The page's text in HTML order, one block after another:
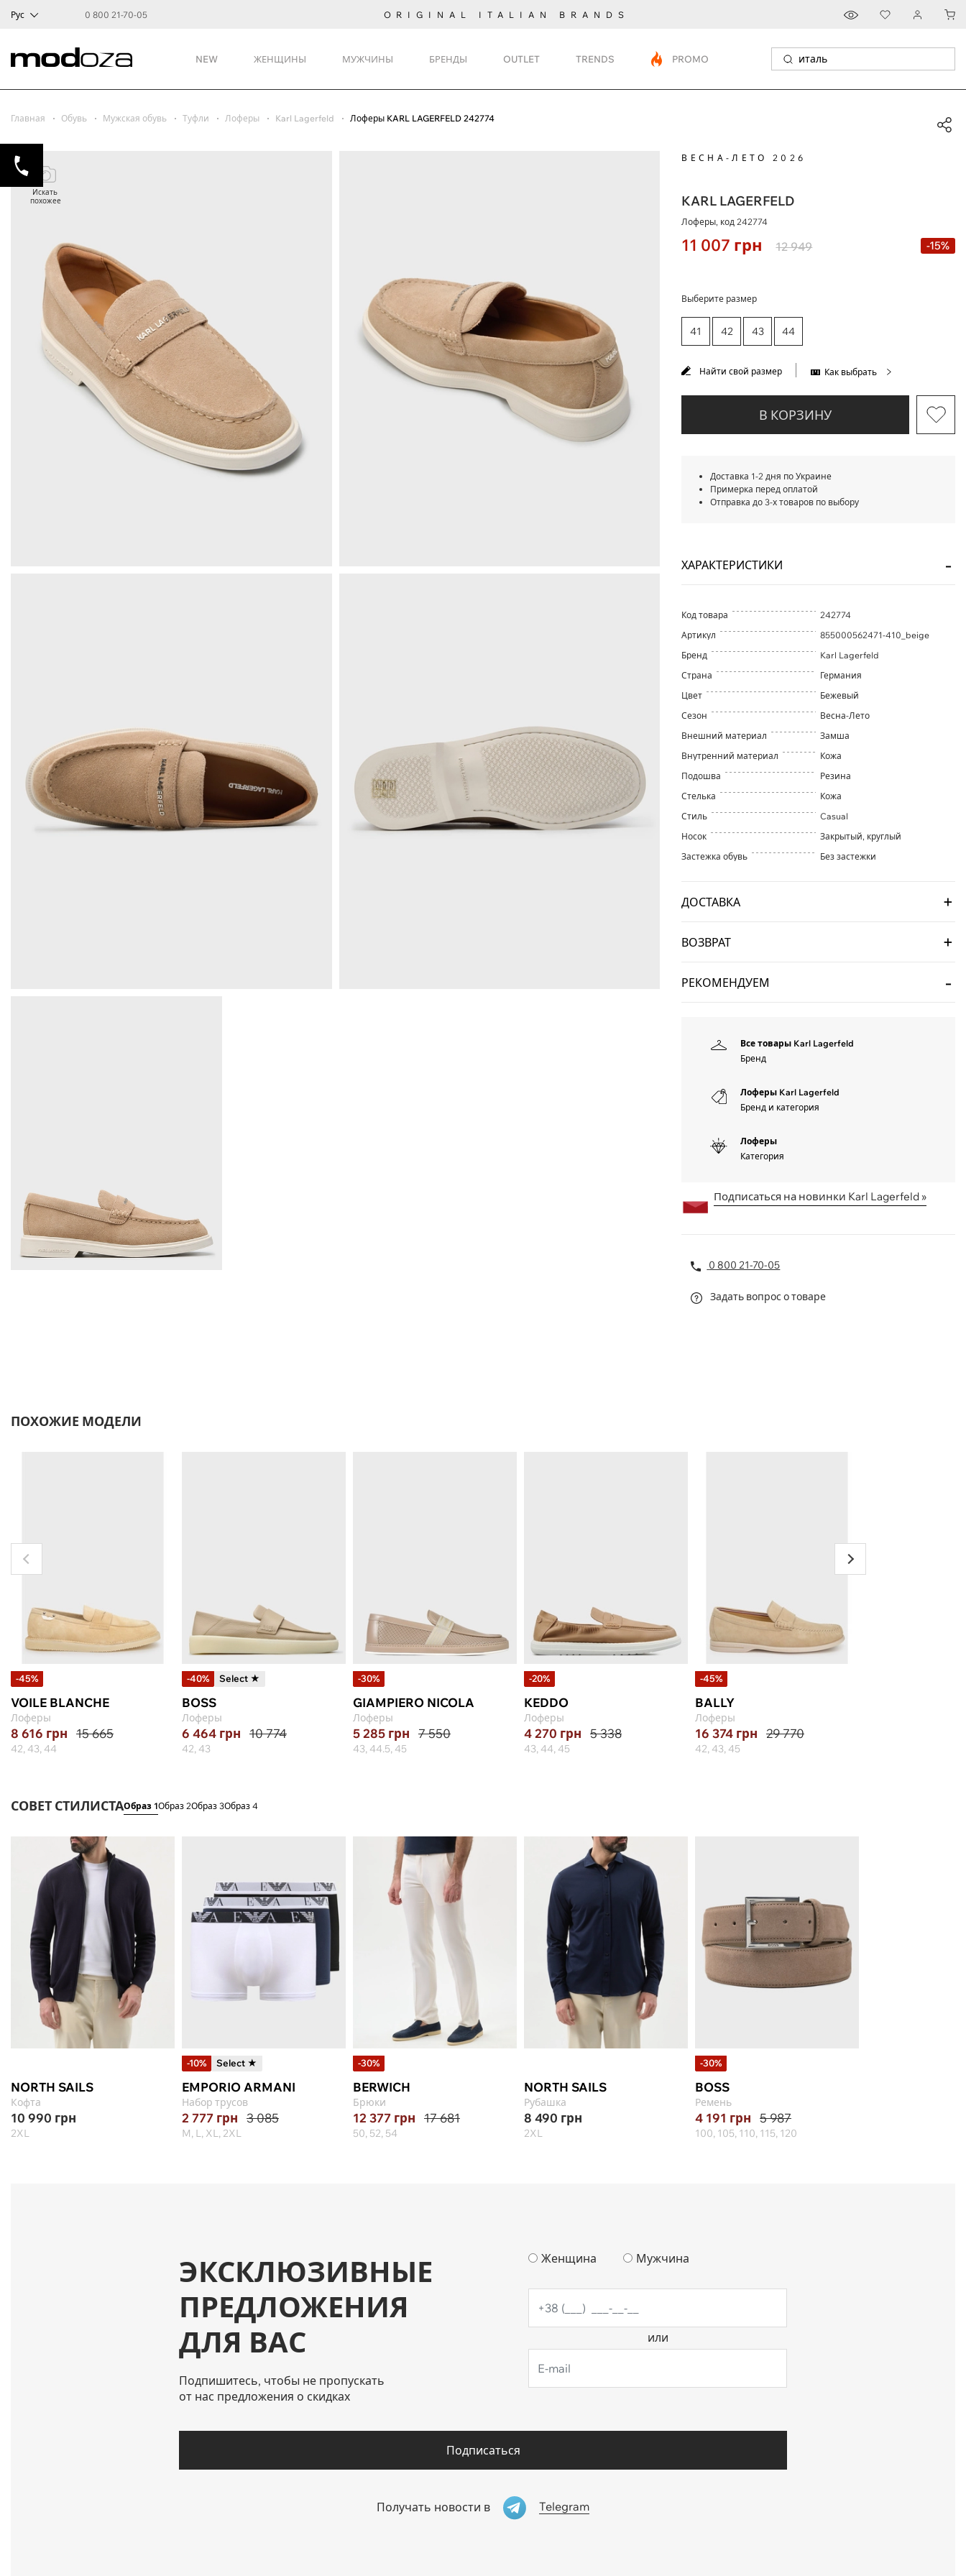
Рус 0 800 21-70-05 ORIGINAL ITALIAN BRANDS
NEW ЖЕНЩИНЫ МУЖЧИНЫ БРЕНДЫ OUTLET TRENDS PROMO
Главная Обувь Мужская обувь Туфли Лоферы Karl Lagerfeld Лоферы KARL LAGERFELD 242774
Искать
похожее
ВЕСНА-ЛЕТО 2026
KARL LAGERFELD
Лоферы, код242774
11 007 грн 12 949 -15%
Выберите размер
41 42 43 44
Найти свой размер Как выбрать
В КОРЗИНУ
Доставка 1-2 дня по Украине
Примерка перед оплатой
Отправка до 3-х товаров по выбору
ХАРАКТЕРИСТИКИ
Код товара
242774
Артикул
855000562471-410_beige
Бренд
Karl Lagerfeld
Страна
Германия
Цвет
Бежевый
Сезон
Весна-Лето
Внешний материал
Замша
Внутренний материал
Кожа
Подошва
Резина
Стелька
Кожа
Стиль
Casual
Носок
Закрытый, круглый
Застежка обувь
Без застежки
ДОСТАВКА
ВОЗВРАТ
РЕКОМЕНДУЕМ
Все товары Karl Lagerfeld
Бренд
Лоферы Karl Lagerfeld
Бренд и категория
Лоферы
Категория
Подписаться на новинки Karl Lagerfeld »
0 800 21-70-05
Задать вопрос о товаре
ПОХОЖИЕ МОДЕЛИ
-45%
VOILE BLANCHE
Лоферы
8 616 грн 15 665
42, 43, 44
-40% Select ★
BOSS
Лоферы
6 464 грн 10 774
42, 43
-30%
GIAMPIERO NICOLA
Лоферы
5 285 грн 7 550
43, 44.5, 45
-20%
KEDDO
Лоферы
4 270 грн 5 338
43, 44, 45
-45%
BALLY
Лоферы
16 374 грн 29 770
42, 43, 45
СОВЕТ СТИЛИСТАОбраз 1Образ 2Образ 3Образ 4
NORTH SAILS
Кофта
10 990 грн
2XL
-10% Select ★
EMPORIO ARMANI
Набор трусов
2 777 грн 3 085
M, L, XL, 2XL
-30%
BERWICH
Брюки
12 377 грн 17 681
50, 52, 54
NORTH SAILS
Рубашка
8 490 грн
2XL
-30%
BOSS
Ремень
4 191 грн 5 987
100, 105, 110, 115, 120
ЭКСКЛЮЗИВНЫЕ
ПРЕДЛОЖЕНИЯ
ДЛЯ ВАС
Подпишитесь, чтобы не пропускать
от нас предложения о скидках
Женщина Мужчина
или
Подписаться
Получать новости в Telegram